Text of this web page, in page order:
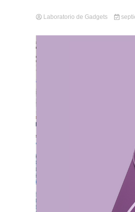
Laboratorio de Gadgets